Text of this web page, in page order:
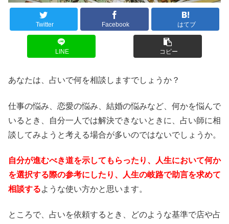
Twitter Facebook はてブ
LINE コピー
あなたは、占いで何を相談しますでしょうか？
仕事の悩み、恋愛の悩み、結婚の悩みなど、何かを悩んで
いるとき、自分一人では解決できないときに、占い師に相
談してみようと考える場合が多いのではないでしょうか。
自分が進むべき道を示してもらったり、人生において何か
を選択する際の参考にしたり、人生の岐路で助言を求めて
相談するような使い方かと思います。
ところで、占いを依頼するとき、どのような基準で店や占